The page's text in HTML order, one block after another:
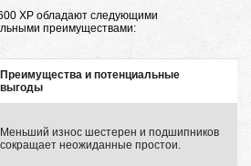
XP обладают следующими
преимуществами:
Преимущества и потенциальные
выгоды
Меньший износ шестерен и подшипников
сокращает неожиданные простои.